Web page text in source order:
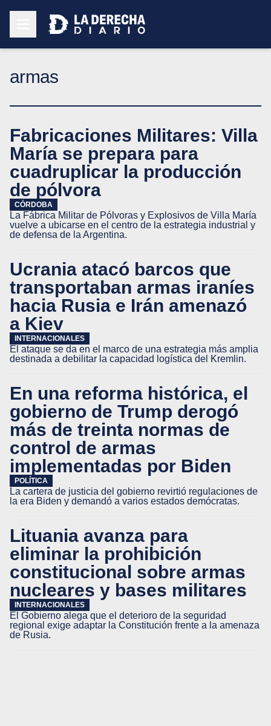
armas
Fabricaciones Militares: Villa
María se prepara para
cuadruplicar la producción
de pólvora
CÓRDOBA
La Fábrica Militar de Pólvoras y Explosivos de Villa María
vuelve a ubicarse en el centro de la estrategia industrial y
de defensa de la Argentina.
Ucrania atacó barcos que
transportaban armas iraníes
hacia Rusia e Irán amenazó
a Kiev
INTERNACIONALES
El ataque se da en el marco de una estrategia más amplia
destinada a debilitar la capacidad logística del Kremlin.
En una reforma histórica, el
gobierno de Trump derogó
más de treinta normas de
control de armas
implementadas por Biden
POLÍTICA
La cartera de justicia del gobierno revirtió regulaciones de
la era Biden y demandó a varios estados demócratas.
Lituania avanza para
eliminar la prohibición
constitucional sobre armas
nucleares y bases militares
INTERNACIONALES
El Gobierno alega que el deterioro de la seguridad
regional exige adaptar la Constitución frente a la amenaza
de Rusia.